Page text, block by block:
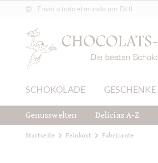
Envío a todo el mundo por DHL
SCHOKOLADE GESCHENKE
Genusswelten Delicias A-Z
Startseite Feinkost Fabricante